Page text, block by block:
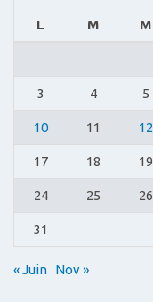
L M M
3 4 5
10 11 12
17 18 19
24 25 26
31
« Juin Nov »